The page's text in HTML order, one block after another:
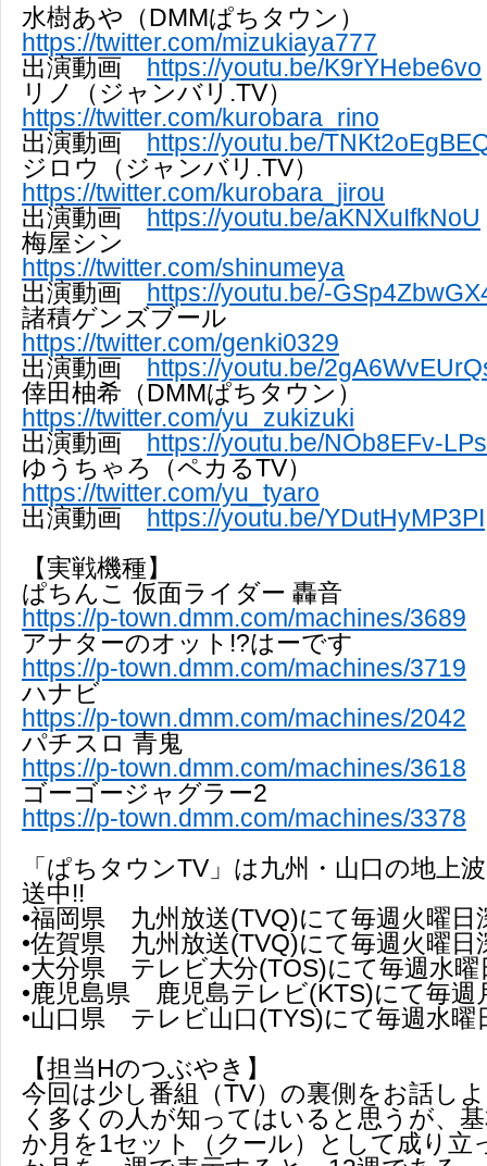
水樹あや（DMMぱちタウン）
https://twitter.com/mizukiaya777
出演動画 https://youtu.be/K9rYHebe6vo
リノ（ジャンバリ.TV）
https://twitter.com/kurobara_rino
出演動画 https://youtu.be/
ジロウ（ジャンバリ.TV）
https://twitter.com/kurobara_jirou
出演動画 https://youtu.be/aKNXuIfkNoU
梅屋シン
https://twitter.com/shinumeya
出演動画 https://youtu.be/-
諸積ゲンズブール
https://twitter.com/genki0329
出演動画 https://youtu.be/
倖田柚希（DMMぱちタウン）
https://twitter.com/yu_zukizuki
出演動画 https://youtu.be/NOb8EFv-LPs
ゆうちゃろ（ペカるTV）
https://twitter.com/yu_tyaro
出演動画 https://youtu.be/YDutHyMP3PI
【実戦機種】
ぱちんこ 仮面ライダー 轟音
https://p-town.dmm.com/machines/3689
アナターのオット!?はーです
https://p-town.dmm.com/machines/3719
ハナビ
https://p-town.dmm.com/machines/2042
パチスロ 青鬼
https://p-town.dmm.com/machines/3618
ゴーゴージャグラー2
https://p-town.dmm.com/machines/3378
「ぱちタウンTV」は九州・山口の地上
送中!!
•福岡県 九州放送(TVQ)にて毎週火曜日
•佐賀県 九州放送(TVQ)にて毎週火曜日
•大分県 テレビ大分(TOS)にて毎週水曜
•鹿児島県 鹿児島テレビ(KTS)にて毎週
•山口県 テレビ山口(TYS)にて毎週水曜
【担当Hのつぶやき】
今回は少し番組（TV）の裏側をお話し
く多くの人が知ってはいると思うが、
か月を1セット（クール）として成り立